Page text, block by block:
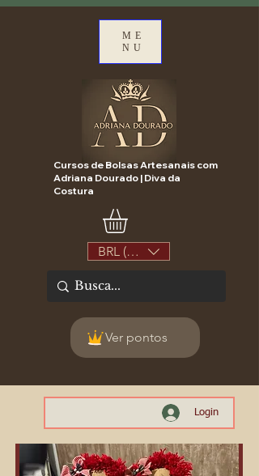
ME
NU
Cursos de Bolsas Artesanais com
Adriana Dourado | Diva da
Costura
BRL (R$)
Ver pontos
Login